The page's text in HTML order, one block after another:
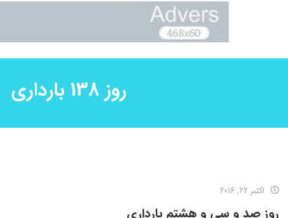
روز 138 بارداری
اکتبر 22, 2016
روز صد و سی و هشتم بارداری